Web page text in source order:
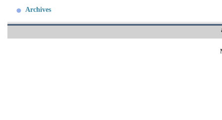
Archives